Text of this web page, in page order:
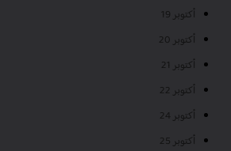
أكتوبر 19
أكتوبر 20
أكتوبر 21
أكتوبر 22
أكتوبر 24
أكتوبر 25